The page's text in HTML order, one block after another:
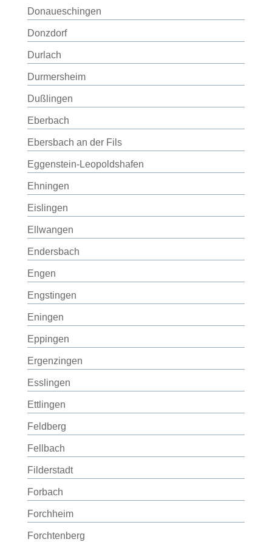
Donaueschingen
Donzdorf
Durlach
Durmersheim
Dußlingen
Eberbach
Ebersbach an der Fils
Eggenstein-Leopoldshafen
Ehningen
Eislingen
Ellwangen
Endersbach
Engen
Engstingen
Eningen
Eppingen
Ergenzingen
Esslingen
Ettlingen
Feldberg
Fellbach
Filderstadt
Forbach
Forchheim
Forchtenberg